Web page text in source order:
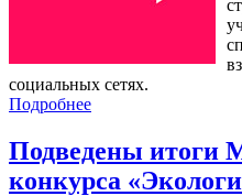
социальных сетях.
Подробнее
Подведены итоги
конкурса